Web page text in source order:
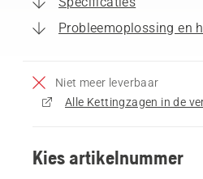
Probleemoplossing en
Niet meer leverbaar
Alle Kettingzagen in de
Kies artikelnummer